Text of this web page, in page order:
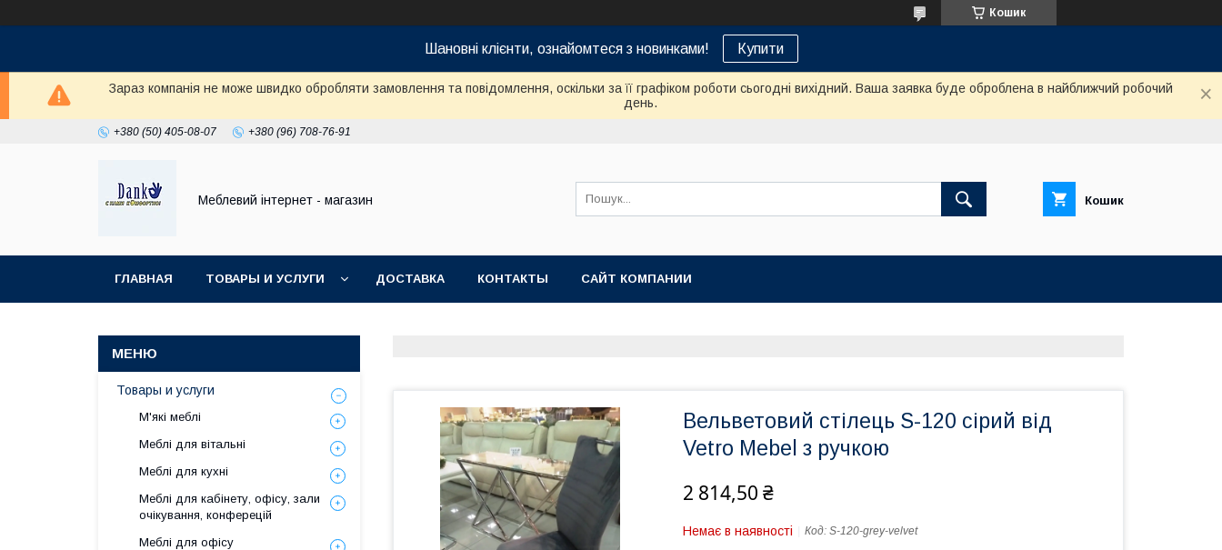
Кошик
Шановні клієнти, ознайомтеся з новинками! Купити
Зараз компанія не може швидко обробляти замовлення та повідомлення, оскільки за її графіком роботи сьогодні вихідний. Ваша заявка буде оброблена в найближчий робочий
день.
+380 (50) 405-08-07 +380 (96) 708-76-91
Меблевий інтернет - магазин Кошик
ГЛАВНАЯ ТОВАРЫ И УСЛУГИ ДОСТАВКА КОНТАКТЫ САЙТ КОМПАНИИ
Вельветовий стілець S-120 сірий від
Vetro Mebel з ручкою
2 814,50 ₴
Немає в наявності Код: S-120-grey-velvet
Товары и услуги
М'які меблі
Меблі для вітальні
Меблі для кухні
Меблі для кабінету, офісу, зали
очікування, конферецій
Меблі для офісу